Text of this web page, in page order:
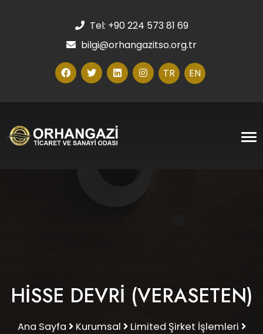
Tel: +90 224 573 81 69
bilgi@orhangazitso.org.tr
TR EN
HİSSE DEVRİ (VERASETEN)
Ana Sayfa Kurumsal
Limited Şirket İşlemleri